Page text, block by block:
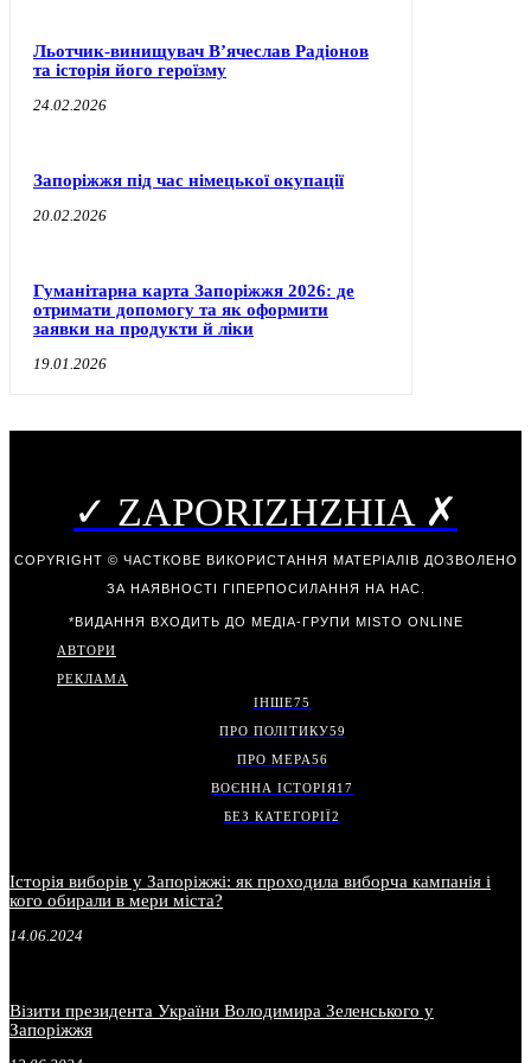
Льотчик-винищувач В’ячеслав Радіонов
та історія його героїзму
24.02.2026
Запоріжжя під час німецької окупації
20.02.2026
Гуманітарна карта Запоріжжя 2026: де
отримати допомогу та як оформити
заявки на продукти й ліки
19.01.2026
✓ ZAPORIZHZHIA ✗
COPYRIGHT © ЧАСТКОВЕ ВИКОРИСТАННЯ МАТЕРІАЛІВ ДОЗВОЛЕНО
ЗА НАЯВНОСТІ ГІПЕРПОСИЛАННЯ НА НАС.
*ВИДАННЯ ВХОДИТЬ ДО МЕДІА-ГРУПИ MISTO ONLINE
АВТОРИ
РЕКЛАМА
ІНШЕ75
ПРО ПОЛІТИКУ59
ПРО МЕРА56
ВОЄННА ІСТОРІЯ17
БЕЗ КАТЕГОРІЇ2
Історія виборів у Запоріжжі: як проходила виборча кампанія і
кого обирали в мери міста?
14.06.2024
Візити президента України Володимира Зеленського у
Запоріжжя